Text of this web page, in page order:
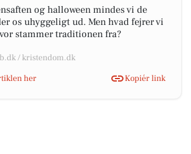
og halloween mindes vi de
os uhyggeligt ud. Men hvad fejrer vi
stammer traditionen fra?
/ kristendom.dk
her
Kopiér link